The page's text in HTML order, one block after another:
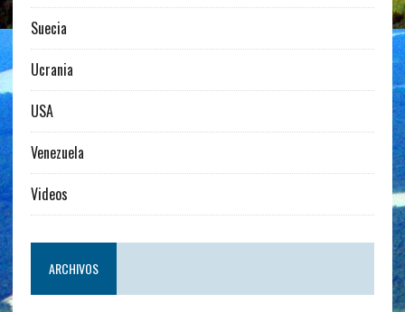
Suecia
Ucrania
USA
Venezuela
Videos
ARCHIVOS